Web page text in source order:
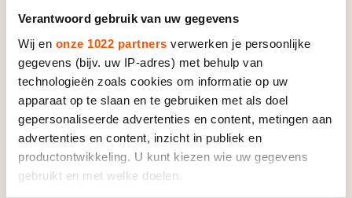
Verantwoord gebruik van uw gegevens
Wij en onze 1022 partners verwerken je persoonlijke
gegevens (bijv. uw IP-adres) met behulp van
technologieën zoals cookies om informatie op uw
apparaat op te slaan en te gebruiken met als doel
gepersonaliseerde advertenties en content, metingen aan
advertenties en content, inzicht in publiek en
productontwikkeling. U kunt kiezen wie uw gegevens
gebruikt en met welke doelen.
toeloop en een dubbele axel. De moeilijkheidsgraad
van de passen en de pirouettes lag hoog en ze voerde
ze tevens goed uit. Met een puntentotaal van 53.23
heeft ze zeven punten voorsprong op de nummer
twee van dit moment, de Zwitserse Ovcharova.
Zij behaalde een score van 46.18 punten. De
drievoudige lutz miste wat rotatie en ze viel bij de
drievoudige rittberger. Desondanks bleef er een mooi
programma staan en reed ze zichzelf naar de tweede